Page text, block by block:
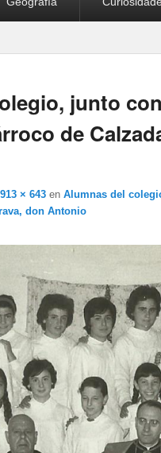
junto
de
913 × 643 en Alumnas del
don Antonio